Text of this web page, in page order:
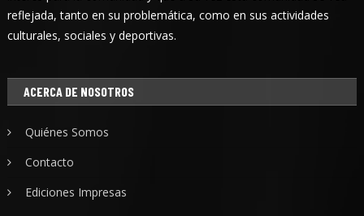
reflejada, tanto en su problemática, como en sus actividades
culturales, sociales y deportivas.
ACERCA DE NOSOTROS
Quiénes Somos
Contacto
Ediciones Impresas